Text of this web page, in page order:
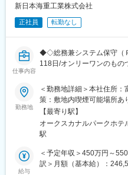
■企業の特徴/魅力
立山科学グループのFA事
変更の範囲：会社の定める
包装資材の販売にとどまら
託加工など総合提案が可能
の高い技術力で顧客の課題
■部署構成：
第一営業部富山営業所（所
・化粧品・医薬品・食品な
た製品を取扱います。店頭
た商品を発見した際には
業務です。
・医薬品の誤飲防止包装な
に貢献できる点が魅力です
・高齢化に伴い需要が伸び
新日本海重工業株式会社
正社員 転勤なし
仕事内容
◆◇総務兼システム保守（
118日/オンリーワンのも
■おすすめPOINT ＼社内か
る中核ポジション／
・総務とシステム保守を
する頼られポジションです◎
・残業月10～15時間程度
ライフバランスも良好です◎
■職務内容：
勤務地
＜勤務地詳細＞本社住所
策：敷地内喫煙可能場所あ
【最寄り駅】
オークスカナルパークホテ
駅
給与
＜予定年収＞450万円～
訳＞月額（基本給）：